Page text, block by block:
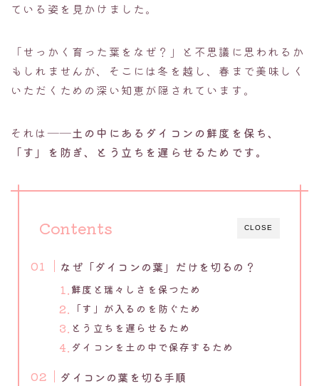
ている姿を見かけました。
「せっかく育った葉をなぜ？」と不思議に思われるか
もしれませんが、そこには冬を越し、春まで美味しく
いただくための深い知恵が隠されています。
それは――土の中にある ダイコンの鮮度を保ち、
「す」を防ぎ、とう立ちを遅らせるため です。
CLOSE
Contents
なぜ「ダイコンの葉」だけを切るの？
鮮度と瑞々しさを保つため
「す」が入るのを防ぐため
とう立ちを遅らせるため
ダイコンを土の中で保存するため
ダイコンの葉を切る手順